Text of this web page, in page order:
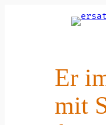
Er
mit